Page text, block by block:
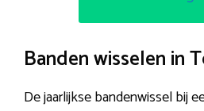
Banden wisselen in
De jaarlijkse bandenwissel bij